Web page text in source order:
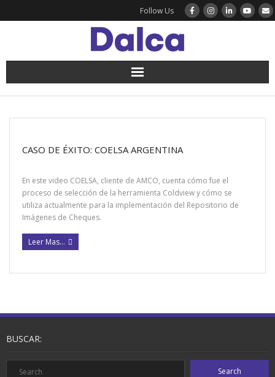
Follow Us
Dalca
BLOG VIDEO
Contact
English
CASO DE ÉXITO: COELSA ARGENTINA
En este video COELSA, cliente de AMCO, cuenta cómo fue el
proceso de selección de la herramienta Coldview y cómo se
utiliza actualmente para la implementación del Repositorio de
Imágenes de Cheques.
Leer Mas...
BUSCAR: